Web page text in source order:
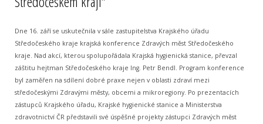
Dne 16. září se uskutečnila v sále zastupitelstva Krajského úřadu
Středočeského kraje krajská konference Zdravých měst Středočeského
kraje. Nad akcí, kterou spolupořádala Krajská hygienická stanice, převzal
záštitu hejtman Středočeského kraje Ing. Petr Bendl. Program konference
byl zaměřen na sdílení dobré praxe nejen v oblasti zdraví mezi
středočeskými Zdravými městy, obcemi a mikroregiony. Po prezentacích
zástupců Krajského úřadu, Krajské hygienické stanice a Ministerstva
zdravotnictví ČR představili své úspěšné projekty zástupci Zdravých měst